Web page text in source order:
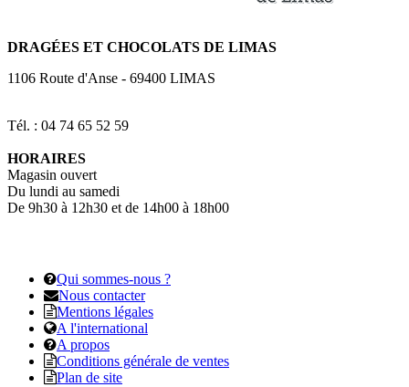
DRAGÉES ET CHOCOLATS DE LIMAS
1106 Route d'Anse - 69400 LIMAS
Tél. : 04 74 65 52 59
HORAIRES
Magasin ouvert
Du lundi au samedi
De 9h30 à 12h30 et de 14h00 à 18h00
Qui sommes-nous ?
Nous contacter
Mentions légales
A l'international
A propos
Conditions générale de ventes
Plan de site